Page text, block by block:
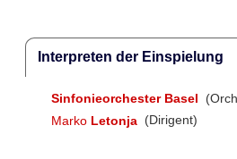
Interpreten der Einspielung
Sinfonieorchester Basel
Marko Letonja (Dirigent)